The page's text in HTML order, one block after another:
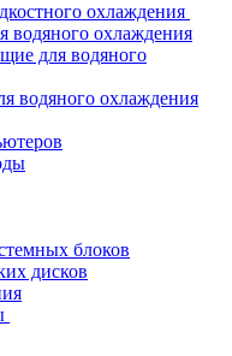
охлаждения
водяного охлаждения
для водяного
водяного охлаждения
блоков
дисков